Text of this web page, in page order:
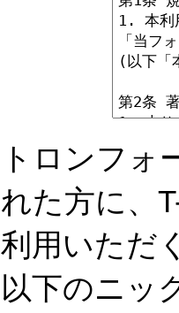
トロンフォ
れた方に、
利用いただ
以下のニッ